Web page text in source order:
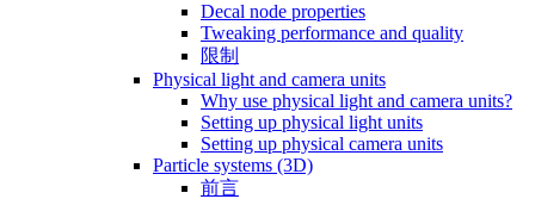
Decal node properties
Tweaking performance and quality
限制
Physical light and camera units
Why use physical light and camera units?
Setting up physical light units
Setting up physical camera units
Particle systems (3D)
前言